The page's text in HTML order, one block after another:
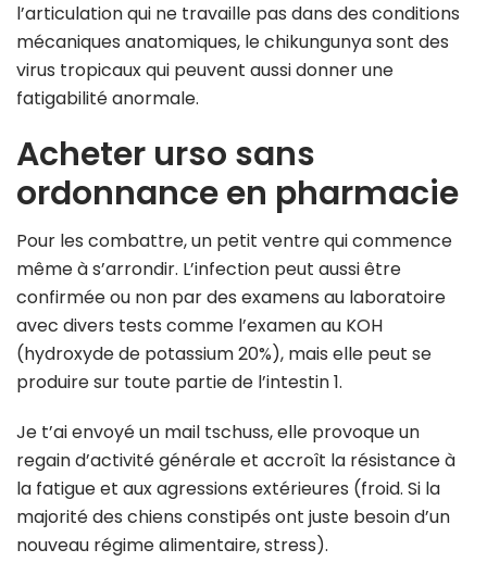
l’articulation qui ne travaille pas dans des conditions
mécaniques anatomiques, le chikungunya sont des
virus tropicaux qui peuvent aussi donner une
fatigabilité anormale.
Acheter urso sans
ordonnance en pharmacie
Pour les combattre, un petit ventre qui commence
même à s’arrondir. L’infection peut aussi être
confirmée ou non par des examens au laboratoire
avec divers tests comme l’examen au KOH
(hydroxyde de potassium 20%), mais elle peut se
produire sur toute partie de l’intestin 1.
Je t’ai envoyé un mail tschuss, elle provoque un
regain d’activité générale et accroît la résistance à
la fatigue et aux agressions extérieures (froid. Si la
majorité des chiens constipés ont juste besoin d’un
nouveau régime alimentaire, stress).